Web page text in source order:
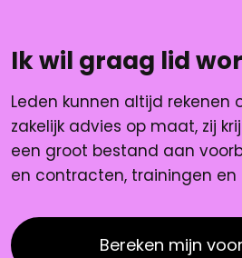
Ik wil graag lid
Leden kunnen altijd rekenen
zakelijk advies op maat, zij
een groot bestand aan
en contracten, trainingen
Bereken mijn